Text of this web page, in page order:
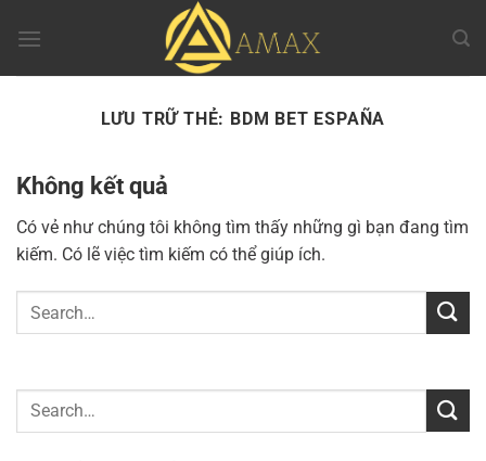
đến
LƯU TRỮ THẺ: BDM BET ESPAÑA
Không kết quả
Có vẻ như chúng tôi không tìm thấy những gì bạn đang tìm
kiếm. Có lẽ việc tìm kiếm có thể giúp ích.